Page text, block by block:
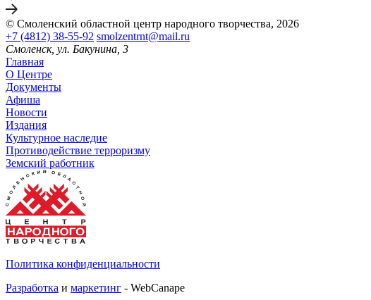
© Смоленский областной центр народного творчества, 2026
+7 (4812) 38-55-92 smolzentrnt@mail.ru
Смоленск, ул. Бакунина, 3
Главная
О Центре
Документы
Афиша
Новости
Издания
Культурное наследие
Противодействие терроризму
Земский работник
Политика конфиденциальности
Разработка и маркетинг - WebCanape